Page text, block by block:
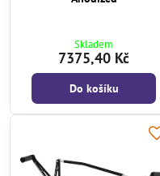
Skladem
7375,40 Kč
Do košíku